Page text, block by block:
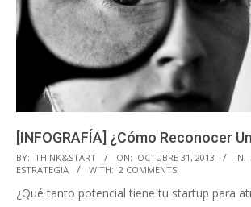
[INFOGRAFÍA] ¿Cómo Reconocer
2013-
10-
31
BY: THINK&START ON: OCTUBRE 31, 2013 IN:
ESTRATEGIA
WITH: 2 COMMENTS
¿Qué tanto potencial tiene tu startup para